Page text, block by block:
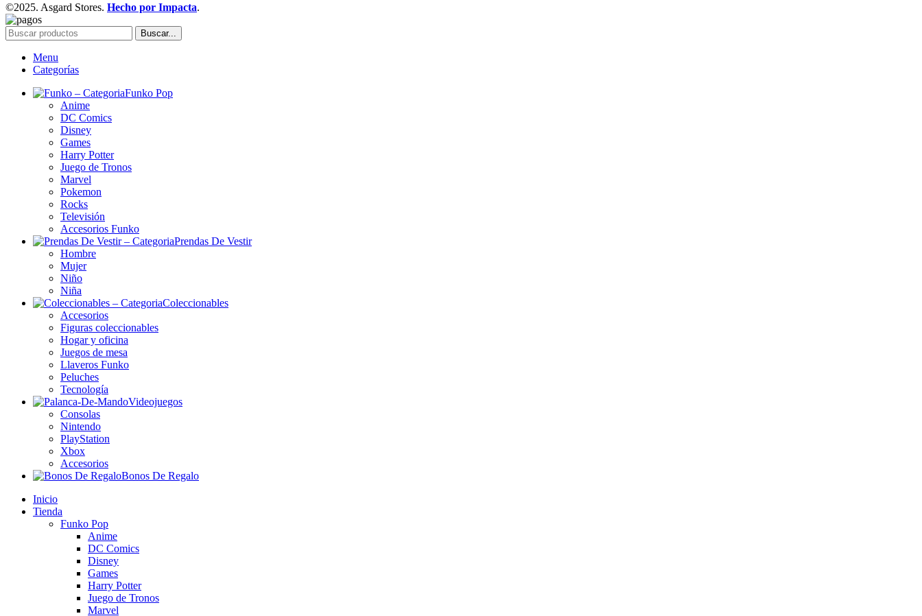
©2025. Asgard Stores. Hecho por Impacta.
Buscar...
Menu
Categorías
Funko Pop
Anime
DC Comics
Disney
Games
Harry Potter
Juego de Tronos
Marvel
Pokemon
Rocks
Televisión
Accesorios Funko
Prendas De Vestir
Hombre
Mujer
Niño
Niña
Coleccionables
Accesorios
Figuras coleccionables
Hogar y oficina
Juegos de mesa
Llaveros Funko
Peluches
Tecnología
Videojuegos
Consolas
Nintendo
PlayStation
Xbox
Accesorios
Bonos De Regalo
Inicio
Tienda
Funko Pop
Anime
DC Comics
Disney
Games
Harry Potter
Juego de Tronos
Marvel